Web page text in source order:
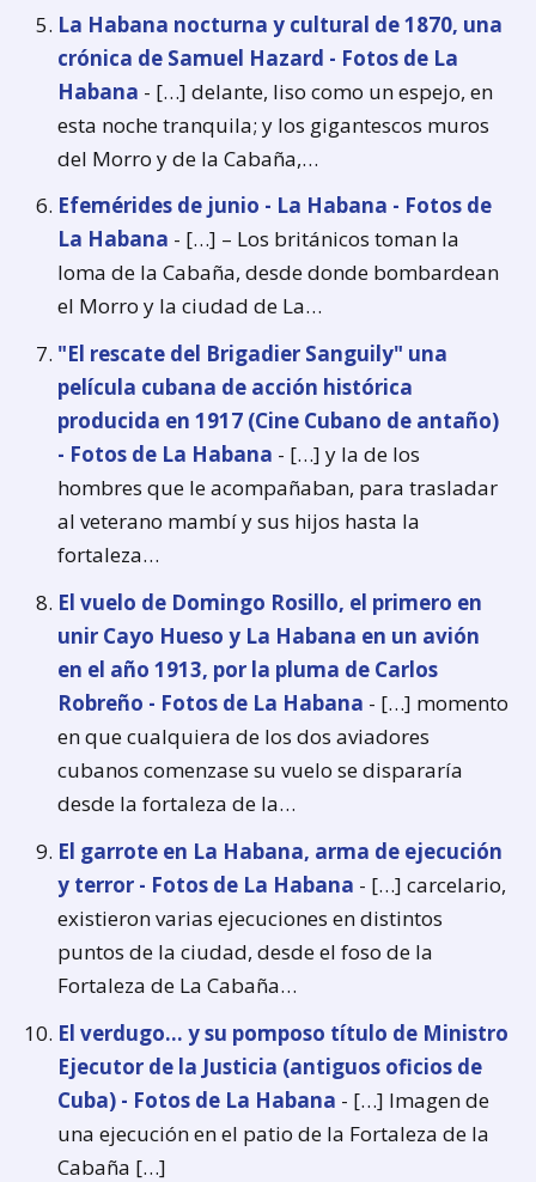
La Habana nocturna y cultural de 1870, una
crónica de Samuel Hazard - Fotos de La
Habana - […] delante, liso como un espejo, en
esta noche tranquila; y los gigantescos muros
del Morro y de la Cabaña,…
Efemérides de junio - La Habana - Fotos de
La Habana - […] – Los británicos toman la
loma de la Cabaña, desde donde bombardean
el Morro y la ciudad de La…
"El rescate del Brigadier Sanguily" una
película cubana de acción histórica
producida en 1917 (Cine Cubano de antaño)
- Fotos de La Habana - […] y la de los
hombres que le acompañaban, para trasladar
al veterano mambí y sus hijos hasta la
fortaleza…
El vuelo de Domingo Rosillo, el primero en
unir Cayo Hueso y La Habana en un avión
en el año 1913, por la pluma de Carlos
Robreño - Fotos de La Habana - […] momento
en que cualquiera de los dos aviadores
cubanos comenzase su vuelo se dispararía
desde la fortaleza de la…
El garrote en La Habana, arma de ejecución
y terror - Fotos de La Habana - […] carcelario,
existieron varias ejecuciones en distintos
puntos de la ciudad, desde el foso de la
Fortaleza de La Cabaña…
El verdugo... y su pomposo título de Ministro
Ejecutor de la Justicia (antiguos oficios de
Cuba) - Fotos de La Habana - […] Imagen de
una ejecución en el patio de la Fortaleza de la
Cabaña […]